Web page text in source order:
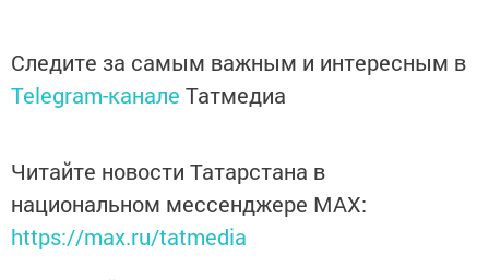
Следите за самым важным и интересным в
Telegram-канале Татмедиа
Читайте новости Татарстана в
национальном мессенджере MАХ:
https://max.ru/tatmedia